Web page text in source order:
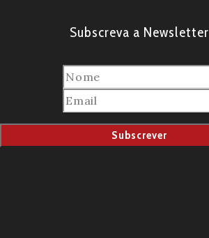
Subscreva a Newsletter